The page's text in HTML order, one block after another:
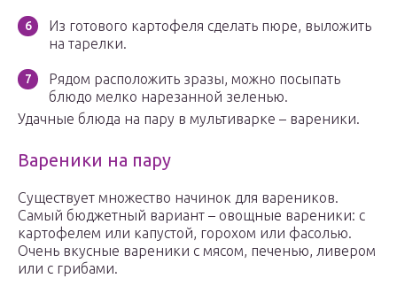
Из готового картофеля сделать пюре, выложить
на тарелки.
Рядом расположить зразы, можно посыпать
блюдо мелко нарезанной зеленью.
Удачные блюда на пару в мультиварке – вареники.
Вареники на пару
Существует множество начинок для вареников.
Самый бюджетный вариант – овощные вареники: с
картофелем или капустой, горохом или фасолью.
Очень вкусные вареники с мясом, печенью, ливером
или с грибами.